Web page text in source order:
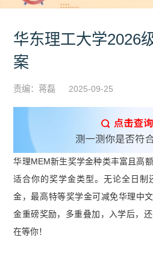
华东理工大学2026
案
责编：蒋磊 2025-09-25
华理MEM新生奖学金种类丰富且高
适合你的奖学金类型。无论全日制
金，最高特等奖学金可减免华理中
金重磅奖励，多重叠加，入学后，
在等你！